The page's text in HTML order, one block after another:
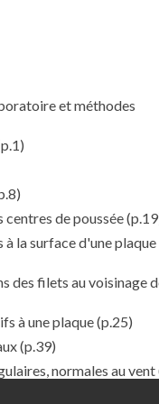
et méthodes
de poussée
la surface d'une plaque
des filets au voisinage
à une plaque(p.25)
(p.39)
normales au vent